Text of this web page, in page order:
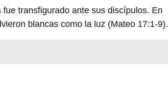
transfigurado ante sus discípulos. En
blancas como la luz (Mateo 17:1-9).